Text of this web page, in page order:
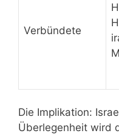
Verbündete
Die Implikation:
Überlegenheit wird